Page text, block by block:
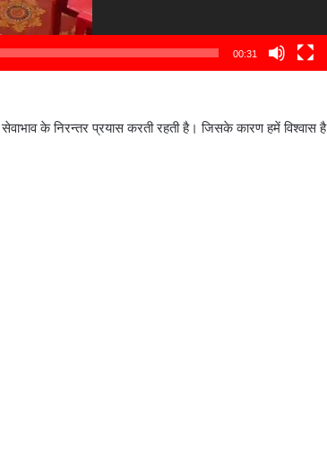
00:31
के निरन्तर प्रयास करती रहती है। जिसके कारण हमें विश्वास है